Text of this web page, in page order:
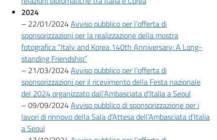
2024
– 22/01/2024Avviso pubblico per l’offerta di
sponsorizzazioni per la realizzazione della mostra
fotografica “Italy and Korea 140th Anniversary: A Long-
standing Friendship”
– 21/03/2024Avviso pubblico per l’offerta di
sponsorizzazioni per il ricevimento della Festa nazionale
del 2024 organizzato dall’Ambasciata d’Italia a Seoul
– 09/09/2024Avviso pubblico di sponsorizzazione per i
lavori di rinnovo della Sala d’Attesa dell’Ambasciata d’Italia
a Seoul